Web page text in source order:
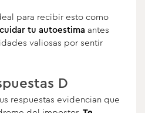
para recibir esto como
cuidar tu autoestima antes
valiosas por sentir
D
respuestas evidencian que